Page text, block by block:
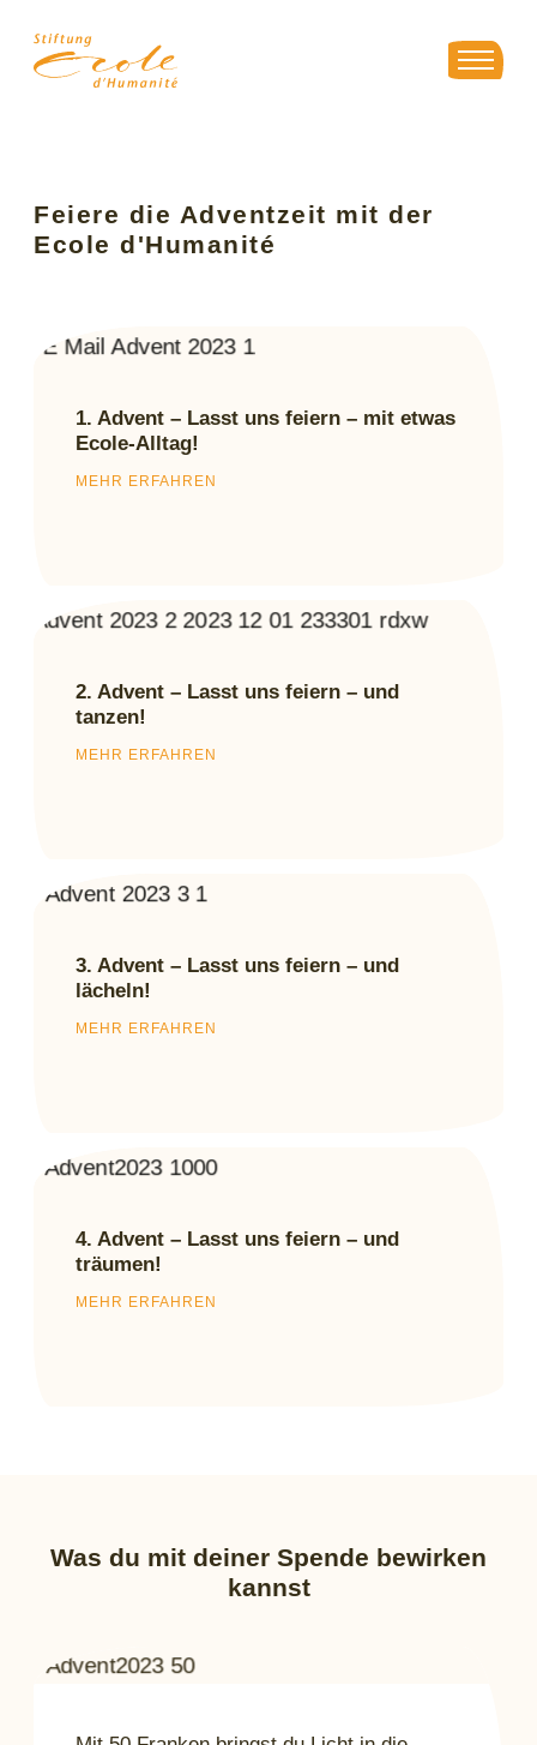
Feiere die Adventzeit mit der
Ecole d'Humanité
1. Advent – Lasst uns feiern – mit etwas
Ecole-Alltag!
MEHR ERFAHREN
2. Advent – Lasst uns feiern – und
tanzen!
MEHR ERFAHREN
3. Advent – Lasst uns feiern – und
lächeln!
MEHR ERFAHREN
4. Advent – Lasst uns feiern – und
träumen!
MEHR ERFAHREN
Was du mit deiner Spende bewirken
kannst